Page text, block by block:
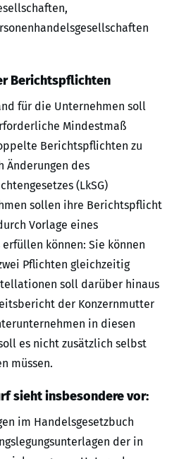
Berichtspflichten
für die Unternehmen soll
Mindestmaß
Berichtspflichten zu
Änderungen des
(LkSG)
sollen ihre Berichtspflicht
Vorlage eines
können: Sie können
Pflichten gleichzeitig
soll darüber hinaus
der Konzernmutter
in diesen
es nicht zusätzlich selbst
müssen.
sieht insbesondere vor:
im Handelsgesetzbuch
der in